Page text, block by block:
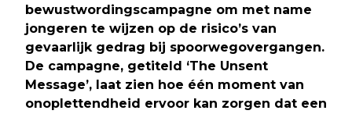
bewustwordingscampagne om met name
jongeren te wijzen op de risico’s van
gevaarlijk gedrag bij spoorwegovergangen.
De campagne, getiteld ‘The Unsent
Message’, laat zien hoe één moment van
onoplettendheid ervoor kan zorgen dat een